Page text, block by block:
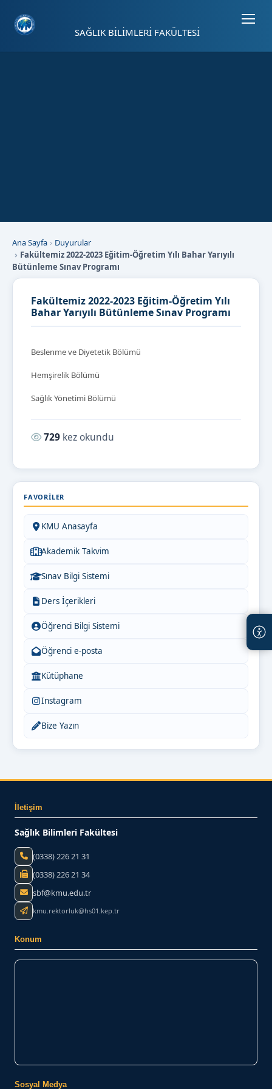
SAĞLIK BİLİMLERİ FAKÜLTESİ
Ana Sayfa
Duyurular
Fakültemiz 2022-2023 Eğitim-Öğretim Yılı Bahar Yarıyılı
Bütünleme Sınav Programı
Fakültemiz 2022-2023 Eğitim-Öğretim Yılı
Bahar Yarıyılı Bütünleme Sınav Programı
Beslenme ve Diyetetik Bölümü
Hemşirelik Bölümü
Sağlık Yönetimi Bölümü
Okunma sayısı:
729 kez okundu
FAVORILER
KMU Anasayfa
Akademik Takvim
Sınav Bilgi Sistemi
Ders İçerikleri
Öğrenci Bilgi Sistemi
Öğrenci e-posta
Kütüphane
Instagram
Bize Yazın
İletişim
Sağlık Bilimleri Fakültesi
(0338) 226 21 31
(0338) 226 21 34
sbf@kmu.edu.tr
kmu.rektorluk@hs01.kep.tr
Konum
Sosyal Medya